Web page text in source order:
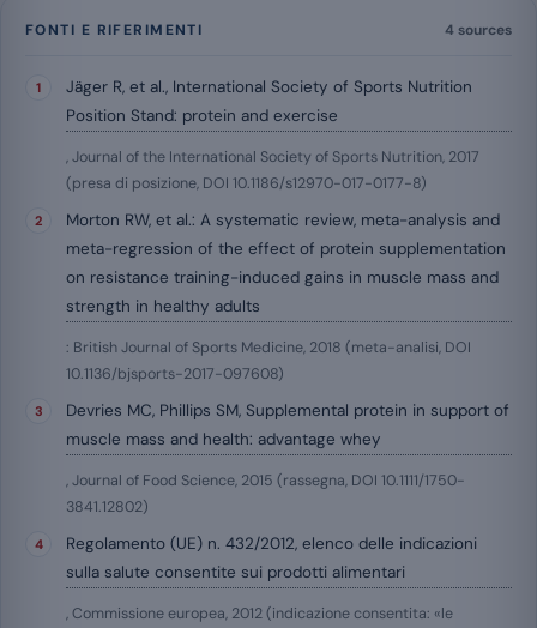
FONTI E RIFERIMENTI 4 sources
Jäger R, et al., International Society of Sports Nutrition
Position Stand: protein and exercise
, Journal of the International Society of Sports Nutrition, 2017
(presa di posizione, DOI 10.1186/s12970-017-0177-8)
Morton RW, et al.: A systematic review, meta-analysis and
meta-regression of the effect of protein supplementation
on resistance training-induced gains in muscle mass and
strength in healthy adults
: British Journal of Sports Medicine, 2018 (meta-analisi, DOI
10.1136/bjsports-2017-097608)
Devries MC, Phillips SM, Supplemental protein in support of
muscle mass and health: advantage whey
, Journal of Food Science, 2015 (rassegna, DOI 10.1111/1750-
3841.12802)
Regolamento (UE) n. 432/2012, elenco delle indicazioni
sulla salute consentite sui prodotti alimentari
, Commissione europea, 2012 (indicazione consentita: «le